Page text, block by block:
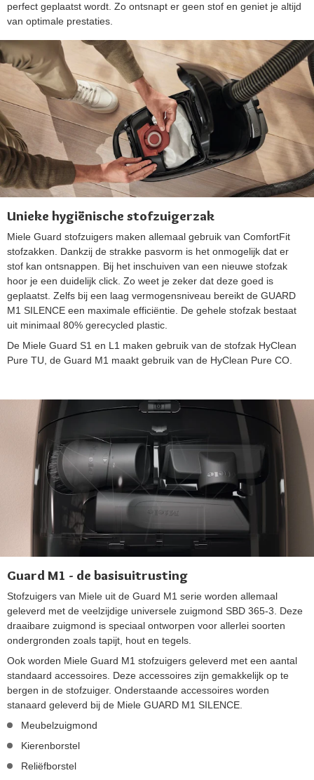
perfect geplaatst wordt. Zo ontsnapt er geen stof en geniet je altijd
van optimale prestaties.
Unieke hygiënische stofzuigerzak
Miele Guard stofzuigers maken allemaal gebruik van ComfortFit
stofzakken. Dankzij de strakke pasvorm is het onmogelijk dat er
stof kan ontsnappen. Bij het inschuiven van een nieuwe stofzak
hoor je een duidelijk click. Zo weet je zeker dat deze goed is
geplaatst. Zelfs bij een laag vermogensniveau bereikt de GUARD
M1 SILENCE een maximale efficiëntie. De gehele stofzak bestaat
uit minimaal 80% gerecycled plastic.
De Miele Guard S1 en L1 maken gebruik van de stofzak HyClean
Pure TU, de Guard M1 maakt gebruik van de HyClean Pure CO.
Guard M1 - de basisuitrusting
Stofzuigers van Miele uit de Guard M1 serie worden allemaal
geleverd met de veelzijdige universele zuigmond SBD 365-3. Deze
draaibare zuigmond is speciaal ontworpen voor allerlei soorten
ondergronden zoals tapijt, hout en tegels.
Ook worden Miele Guard M1 stofzuigers geleverd met een aantal
standaard accessoires. Deze accessoires zijn gemakkelijk op te
bergen in de stofzuiger. Onderstaande accessoires worden
stanaard geleverd bij de Miele GUARD M1 SILENCE.
Meubelzuigmond
Kierenborstel
Reliëfborstel